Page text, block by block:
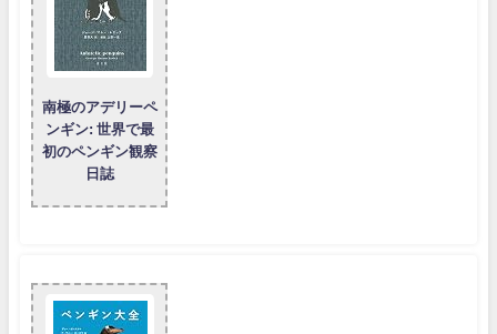
南極のアデリーペ
ンギン: 世界で最
初のペンギン観察
日誌